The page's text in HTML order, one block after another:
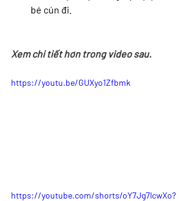
bé cún đi.
Xem chi tiết hơn trong video sau.
https://youtu.be/GUXyo1Zfbmk
https://youtube.com/shorts/oY7Jg7lcwXo?